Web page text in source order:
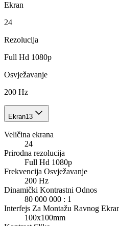
Ekran
24
Rezolucija
Full Hd 1080p
Osvježavanje
200 Hz
Ekran13
Veličina ekrana
24
Prirodna rezolucija
Full Hd 1080p
Frekvencija Osvježavanje
200 Hz
Dinamički Kontrastni Odnos
80 000 000 : 1
Interfejs Za Montažu Ravnog
100x100mm